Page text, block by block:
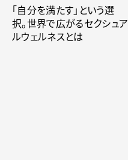
「自分を満たす」という選
択。世界で広がるセクシュア
ルウェルネスとは